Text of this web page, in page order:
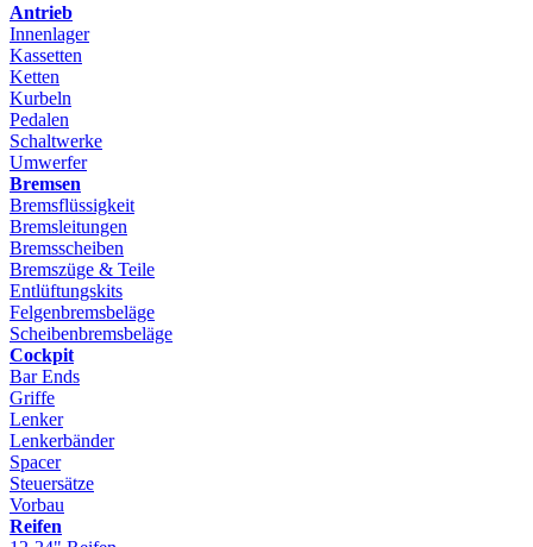
Antrieb
Innenlager
Kassetten
Ketten
Kurbeln
Pedalen
Schaltwerke
Umwerfer
Bremsen
Bremsflüssigkeit
Bremsleitungen
Bremsscheiben
Bremszüge & Teile
Entlüftungskits
Felgenbremsbeläge
Scheibenbremsbeläge
Cockpit
Bar Ends
Griffe
Lenker
Lenkerbänder
Spacer
Steuersätze
Vorbau
Reifen